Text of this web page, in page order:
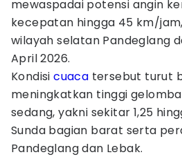
mewaspadai potensi angin
kecepatan hingga 45 km/
wilayah selatan Pandeglang
April 2026.
Kondisicuaca tersebut turut
meningkatkan tinggi
sedang, yakni sekitar 1,25
Sunda bagian barat serta
Pandeglang dan Lebak.